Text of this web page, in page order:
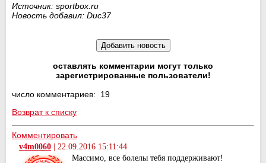
Источник: sportbox.ru
Новость добавил: Duc37
оставлять комментарии могут только
зарегистрированные пользователи!
число комментариев: 19
Возврат к списку
Комментировать
v4m0060 | 22.09.2016 15:11:44
Массимо, все болелы тебя поддерживают!